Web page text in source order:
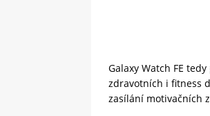
Galaxy Watch FE
zdravotních i fitness
zasílání motivačních